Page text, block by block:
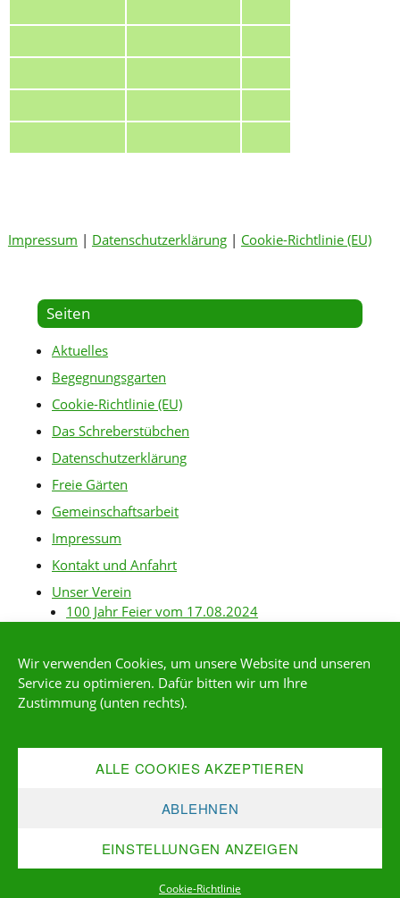
Wir verwenden Cookies, um unsere Website und unseren
Service zu optimieren. Dafür bitten wir um Ihre
Zustimmung (unten rechts).
ALLE COOKIES AKZEPTIEREN
ABLEHNEN
EINSTELLUNGEN ANZEIGEN
Cookie-Richtlinie
Impressum | Datenschutzerklärung| Cookie-Richtlinie (EU)
Seiten
Aktuelles
Begegnungsgarten
Cookie-Richtlinie (EU)
Das Schreberstübchen
Datenschutzerklärung
Freie Gärten
Gemeinschaftsarbeit
Impressum
Kontakt und Anfahrt
Unser Verein
100 Jahr Feier vom 17.08.2024
Gartenanlagen
Gartenordnung
Kleingärtner*in werden
Mitgliederservice
Vorstand